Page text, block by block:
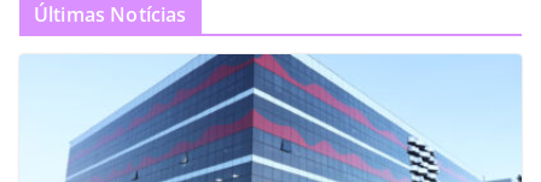
Últimas Notícias